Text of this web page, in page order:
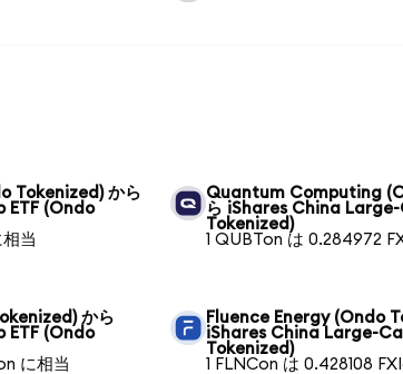
Tokenized) から
ETF (Ondo
当
Quantum Computing
ら iShares China Large-
Tokenized)
1 QUBTon は 0.284972
から
ETF (Ondo
に相当
Fluence Energy (Ondo
iShares China Large-
Tokenized)
1 FLNCon は 0.428108